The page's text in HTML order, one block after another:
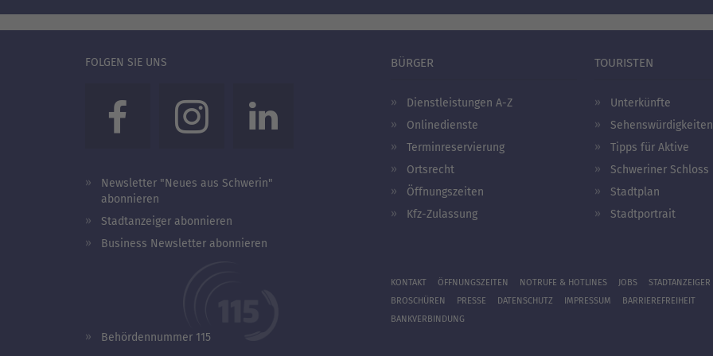
FOLGEN SIE UNS
Newsletter "Neues aus Schwerin"
abonnieren
Stadtanzeiger abonnieren
Business Newsletter abonnieren
Behördennummer 115
BÜRGER
Dienstleistungen A-Z
Onlinedienste
Terminreservierung
Ortsrecht
Öffnungszeiten
Kfz-Zulassung
TOURISTEN
Unterkünfte
Sehenswürdigkeiten
Tipps für Aktive
Schweriner Schloss
Stadtplan
Stadtportrait
KONTAKT ÖFFNUNGSZEITEN NOTRUFE & HOTLINES JOBS
STADTANZEIGER
BROSCHÜREN
PRESSE DATENSCHUTZ IMPRESSUM
BARRIEREFREIHEIT
BANKVERBINDUNG